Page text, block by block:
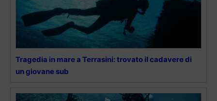
Tragedia in mare a Terrasini: trovato il cadavere di
un giovane sub